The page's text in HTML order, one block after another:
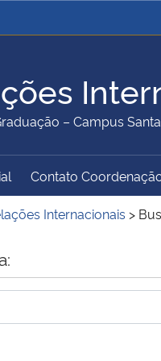
Ministério da Justiça e
Ministério da Educação
Ministério do Turismo
– Campus
do SítioContato
Internacionais >